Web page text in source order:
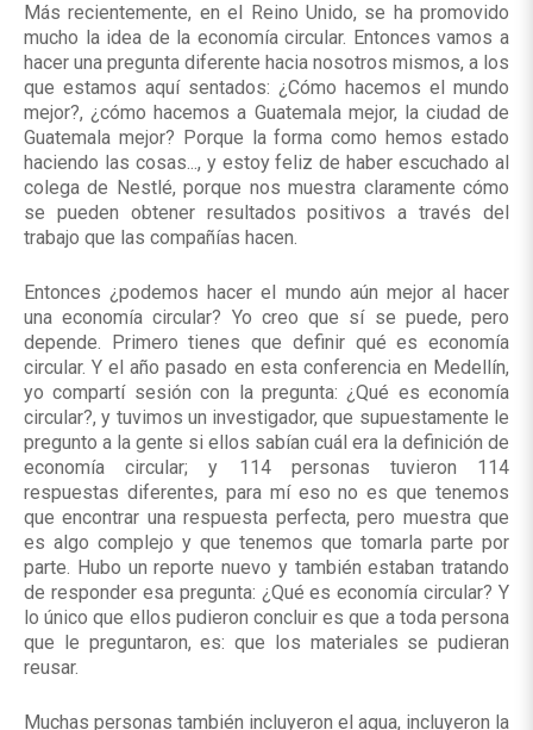
Más recientemente, en el Reino Unido, se ha promovido
mucho la idea de la economía circular. Entonces vamos a
hacer una pregunta diferente hacia nosotros mismos, a los
que estamos aquí sentados: ¿Cómo hacemos el mundo
mejor?, ¿cómo hacemos a Guatemala mejor, la ciudad de
Guatemala mejor? Porque la forma como hemos estado
haciendo las cosas..., y estoy feliz de haber escuchado al
colega de Nestlé, porque nos muestra claramente cómo
se pueden obtener resultados positivos a través del
trabajo que las compañías hacen.
Entonces ¿podemos hacer el mundo aún mejor al hacer
una economía circular? Yo creo que sí se puede, pero
depende. Primero tienes que definir qué es economía
circular. Y el año pasado en esta conferencia en Medellín,
yo compartí sesión con la pregunta: ¿Qué es economía
circular?, y tuvimos un investigador, que supuestamente le
pregunto a la gente si ellos sabían cuál era la definición de
economía circular; y 114 personas tuvieron 114
respuestas diferentes, para mí eso no es que tenemos
que encontrar una respuesta perfecta, pero muestra que
es algo complejo y que tenemos que tomarla parte por
parte. Hubo un reporte nuevo y también estaban tratando
de responder esa pregunta: ¿Qué es economía circular? Y
lo único que ellos pudieron concluir es que a toda persona
que le preguntaron, es: que los materiales se pudieran
reusar.
Muchas personas también incluyeron el agua, incluyeron la